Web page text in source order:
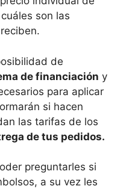
son las
de
de financiación y
para aplicar
si hacen
las tarifas de los
de tus pedidos.
preguntarles si
a su vez les